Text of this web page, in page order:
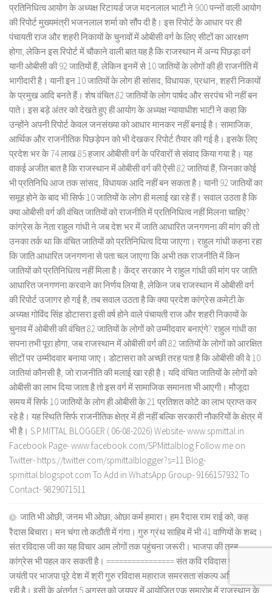
प्रतिनिधित्व आयोग के अध्यक्ष रिटायर्ड जज मदनलाल भाटी ने 900 पन्नों वाली आयोग
की रिपोर्ट मुख्यमंत्री भजनलाल शर्मा को सौंप दी है। इस रिपोर्ट के आधार पर ही
पंचायती राज और शहरी निकायों के चुनावों में ओबीसी वर्ग के लिए सीटों का आरक्षण
होगा, लेकिन इस रिपोर्ट में चौकाने वाली बात यह है कि राजस्थान में अन्य पिछड़ा वर्ग
यानी ओबीसी की 92 जातियों हैं, लेकिन इनमें से 10 जातियों के लोगों की ही राजनीति में
भागीदारी है। यानी इन 10 जातियों के लोग ही सांसद, विधायक, प्रधान, शहरी निकायों
के प्रमुख आदि बनते हैं। शेष वंचित 82 जातियों के लोग पार्षद और सरपंच भी नहीं बन
पाते। इस बड़े अंतर को देखते हुए ही आयोग के अध्यक्ष न्यायाधीश भाटी ने कहा कि
उन्होंने अपनी रिपोर्ट केवल जनसंख्या को आधार मानकर नहीं बनाई है। सामाजिक,
आर्थिक और राजनीतिक पिछड़ेपन को भी देखकर रिपोर्ट तैयार की गई है। इसके लिए
प्रदेश भर के 74 लाख 85 हजार ओबीसी वर्ग के परिवारों से संवाद किया गया है। यह
वाकई अजीत बात है कि राजस्थान में ओबीसी वर्ग की ऐसी 82 जातियां हैं, जिनका कोई
भी प्रतिनिधि आज तक सांसद, विधायक आदि नहीं बन सकता है। यानी 92 जातियों का
समूह होने के बाद भी सिर्फ 10 जातियों के लोग ही मलाई खा रहे हैं। सवाल उठता है कि
क्या ओबीसी वर्ग की वंचित जातियों को राजनीति में प्रतिनिधित्व नहीं मिलना चाहिए?
कांग्रेस के नेता राहुल गांधी ने जब देश भर में जाति आधारित जनगणना की मांग की तो
उनका तर्क था कि वंचित जातियों को प्रतिनिधित्व दिया जाएगा। राहुल गांधी कहना रहा
कि जाति आधारित जनगणना से पता चल जाएगा कि अभी तक राजनीति में किन
जातियों को प्रतिनिधित्व नहीं मिला है। केंद्र सरकार ने राहुल गांधी की मांग पर जाति
आधारित जनगणना करवाने का निर्णय लिया है, लेकिन जब राजस्थान में ओबीसी वर्ग
की रिपोर्ट उजागर हो गई है, तब सवाल उठता है कि क्या प्रदेश कांग्रेस कमेटी के
अध्यक्ष गोविंद सिंह डोटासरा इसी वर्ष होने वाले पंचायती राज और शहरी निकायों के
चुनाव में ओबीसी की वंचित 82 जातियों के लोगों को उम्मीदवार बनाएंगे? राहुल गांधी का
सपना तभी पूरा होगा, जब राजस्थान में ओबीसी वर्ग की 82 जातियों के लोगों को आरक्षित
सीटों पर उम्मीदवार बनाया जाए। डोटासरा को अच्छी तरह पता है कि ओबीसी की वे 10
जातियां कौनसी है, जो राजनीति की मलाई खा रही है। यदि वंचित जातियों के लोगों को
ओबीसी का लाभ दिया जाता है तो इस वर्ग में सामाजिक समानता भी आएगी। मौजूदा
समय में सिर्फ 10 जातियों के लोग ही ओबीसी के 21 प्रतिशत कोटे का लाभ प्राप्त कर
रहे है। यह स्थिति सिर्फ राजनीतिक क्षेत्र में ही नहीं बल्कि सरकारी नौकरियों के क्षेत्र में
भी है। S.P.MITTAL BLOGGER ( 06-08-2026) Website- www.spmittal.in
Facebook Page- www.facebook.com/SPMittalblog Follow me on
Twitter- https://twitter.com/spmittalblogger?s=11 Blog-
spmittal.blogspot.com To Add in WhatsApp Group- 9166157932 To
Contact- 9829071511
जाति भी ओछी, जनम भी ओछा, ओछा कर्म हमारा। हम रैदास राम राई को, कह
रैदास बिचारा। मन चंगा तो कठौती में गंगा। गुरु ग्रंथ साहिब में भी 41 वाणियों के शब्द।
संत रविदास जी का यह विचार आम लोगों तक पहुंचना जरूरी। भाजपा की तरह
कांग्रेस भी पहल कर सकती है। ================ संत कवि रविदास जी 650 वीं
जयंती पर भाजपा पूरे देश में श्री गुरु रविदास महाराज समरसता संकल्प अभियान चला
रही है। इसी के अंतर्गत 5 अगस्त को जयपुर में आयोजित एक समारोह में राजस्थान के